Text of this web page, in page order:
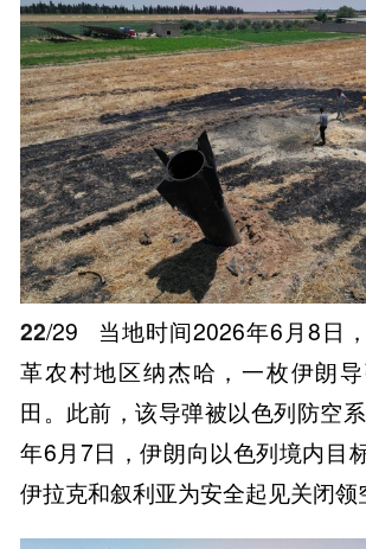
22/29
当地时间2026年6月8日
革农村地区纳杰哈，一枚伊朗
田。此前，该导弹被以色列防空
年6月7日，伊朗向以色列境内目
伊拉克和叙利亚为安全起见关闭领